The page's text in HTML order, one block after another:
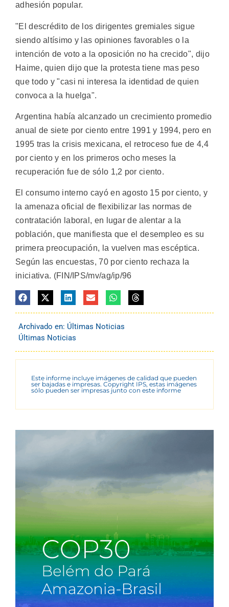
adhesión popular.
"El descrédito de los dirigentes gremiales sigue
siendo altísimo y las opiniones favorables o la
intención de voto a la oposición no ha crecido", dijo
Haime, quien dijo que la protesta tiene mas peso
que todo y "casi ni interesa la identidad de quien
convoca a la huelga".
Argentina había alcanzado un crecimiento promedio
anual de siete por ciento entre 1991 y 1994, pero en
1995 tras la crisis mexicana, el retroceso fue de 4,4
por ciento y en los primeros ocho meses la
recuperación fue de sólo 1,2 por ciento.
El consumo interno cayó en agosto 15 por ciento, y
la amenaza oficial de flexibilizar las normas de
contratación laboral, en lugar de alentar a la
población, que manifiesta que el desempleo es su
primera preocupación, la vuelven mas escéptica.
Según las encuestas, 70 por ciento rechaza la
iniciativa. (FIN/IPS/mv/ag/ip/96
Archivado en: Últimas Noticias
Últimas Noticias
Este informe incluye imágenes de calidad que pueden
ser bajadas e impresas. Copyright IPS, estas imágenes
sólo pueden ser impresas junto con este informe